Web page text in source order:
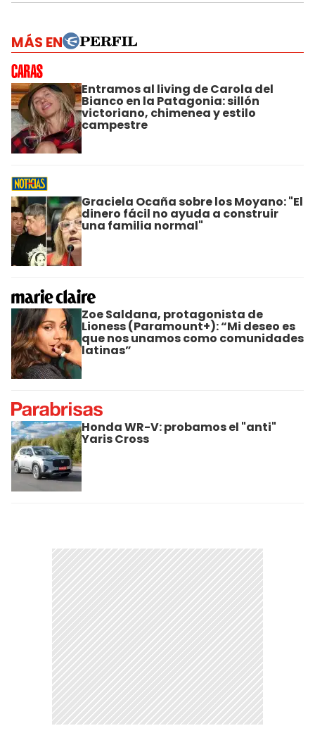
MÁS EN
Entramos al living de Carola del
Bianco en la Patagonia: sillón
victoriano, chimenea y estilo
campestre
Graciela Ocaña sobre los Moyano: "El
dinero fácil no ayuda a construir
una familia normal"
Zoe Saldana, protagonista de
Lioness (Paramount+): “Mi deseo es
que nos unamos como comunidades
latinas”
Honda WR-V: probamos el "anti"
Yaris Cross